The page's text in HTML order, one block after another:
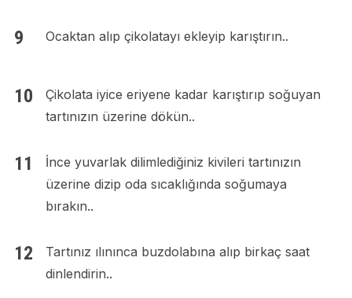
Ocaktan alıp çikolatayı ekleyip karıştırın..
Çikolata iyice eriyene kadar karıştırıp soğuyan
tartınızın üzerine dökün..
İnce yuvarlak dilimlediğiniz kivileri tartınızın
üzerine dizip oda sıcaklığında soğumaya
bırakın..
Tartınız ılınınca buzdolabına alıp birkaç saat
dinlendirin..